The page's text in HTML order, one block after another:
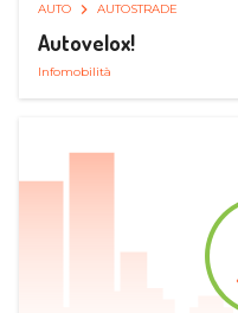
AUTO AUTOSTRADE
Autovelox!
Infomobilità